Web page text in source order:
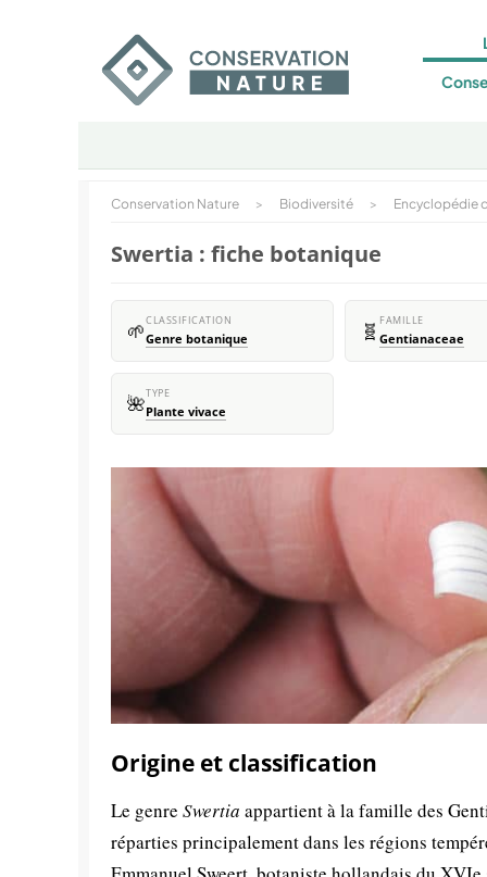
Conservation Nature > Biodiversité > Encyclopédie
Swertia : fiche botanique
🌱CLASSIFICATION
Genre botanique 🧬 FAMILLE
Gentianaceae
🌺TYPE
Plante vivace
Origine et classification
Le genre Swertia appartient à la famille des
réparties principalement dans les régions